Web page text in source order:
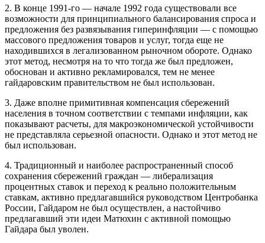
2. В конце 1991-го — начале 1992 года существовали все
возможности для принципиального балансирования спроса и
предложения без развязывания гиперинфляции — с помощью
массового предложения товаров и услуг, тогда еще не
находившихся в легализованном рыночном обороте. Однако
этот метод, несмотря на то что тогда же был предложен,
обоснован и активно рекламировался, тем не менее
гайдаровским правительством не был использован.
3. Даже вполне примитивная компенсация сбережений
населения в точном соответствии с темпами инфляции, как
показывают расчеты, для макроэкономической устойчивости
не представляла серьезной опасности. Однако и этот метод не
был использован.
4. Традиционный и наиболее распространенный способ
сохранения сбережений граждан — либерализация
процентных ставок и переход к реально положительным
ставкам, активно предлагавшийся руководством Центробанка
России, Гайдаром не был осуществлен, а настойчиво
предлагавший эти идеи Матюхин с активной помощью
Гайдара был уволен.